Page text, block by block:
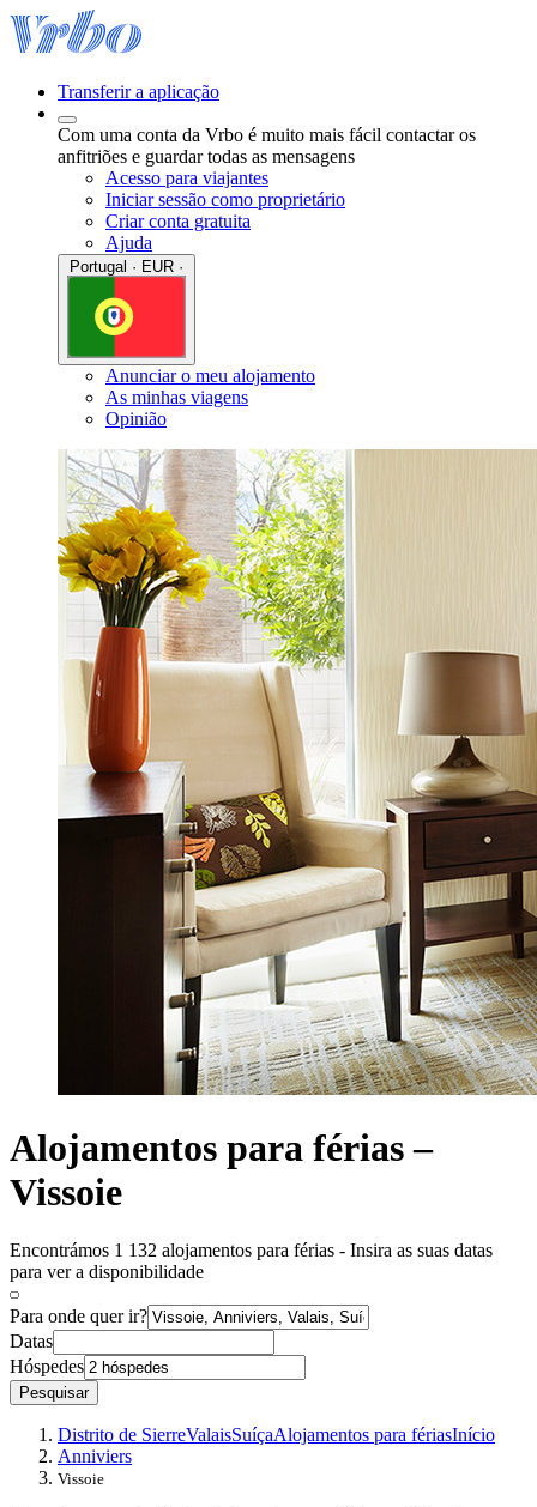
Transferir a aplicação
Com uma conta da Vrbo é muito mais fácil contactar os
anfitriões e guardar todas as mensagens
Acesso para viajantes
Iniciar sessão como proprietário
Criar conta gratuita
Ajuda
Anunciar o meu alojamento
As minhas viagens
Opinião
Alojamentos para férias –
Vissoie
Encontrámos 1 132 alojamentos para férias - Insira as suas datas
para ver a disponibilidade
Para onde quer ir?
Datas
Hóspedes
Pesquisar
Distrito de SierreValaisSuíçaAlojamentos para fériasInício
Anniviers
Vissoie